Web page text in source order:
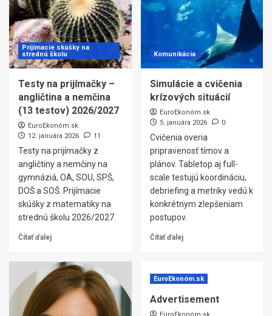
Prijímacie skúšky na
strednú školu
Testy na prijímačky –
angličtina a nemčina
(13 testov) 2026/2027
EuroEkonóm.sk
12. januára 2026
11
Testy na prijímačky z
angličtiny a nemčiny na
gymnáziá, OA, SOU, SPŠ,
DOŠ a SOŠ. Prijímacie
skúšky z matematiky na
strednú školu 2026/2027.
Čítať ďalej
Komunikácia
Simulácie a cvičenia
krízových situácií
EuroEkonóm.sk
5. januára 2026
0
Cvičenia overia
pripravenosť tímov a
plánov. Tabletop aj full-
scale testujú koordináciu,
debriefing a metriky vedú k
konkrétnym zlepšeniam
postupov.
Čítať ďalej
EuroEkonóm.sk
Advertisement